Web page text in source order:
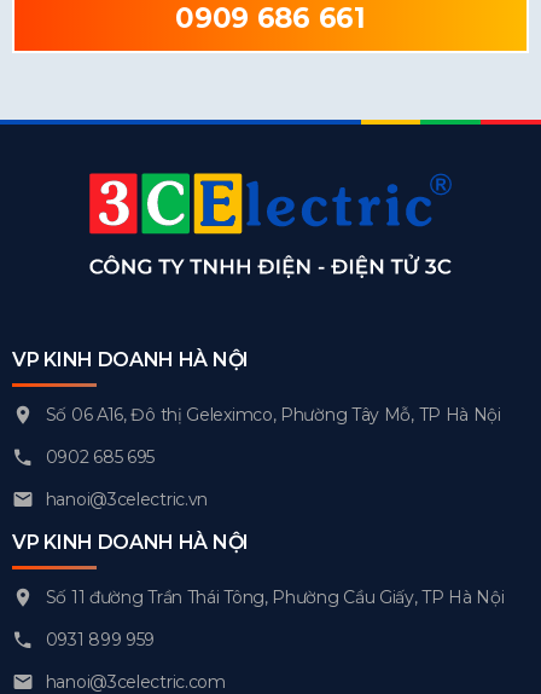
0909 686 661
VP KINH DOANH HÀ NỘI
Số 06 A16, Đô thị Geleximco, Phường Tây Mỗ, TP Hà Nội
0902 685 695
hanoi@3celectric.vn
VP KINH DOANH HÀ NỘI
Số 11 đường Trần Thái Tông, Phường Cầu Giấy, TP Hà Nội
0931 899 959
hanoi@3celectric.com